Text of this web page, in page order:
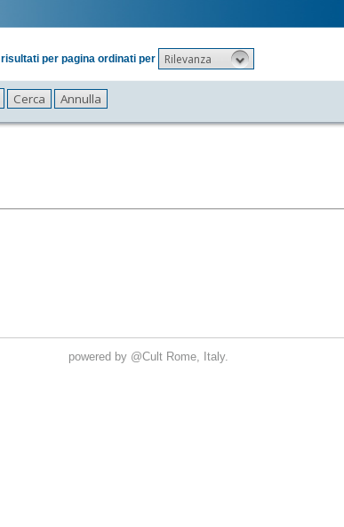
risultati per pagina ordinati per Rilevanza
powered by @Cult Rome, Italy.